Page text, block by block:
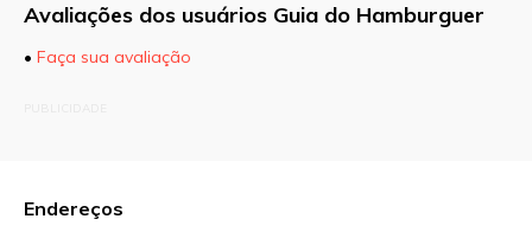
Avaliações dos usuários Guia do Hamburguer
• Faça sua avaliação
Endereços